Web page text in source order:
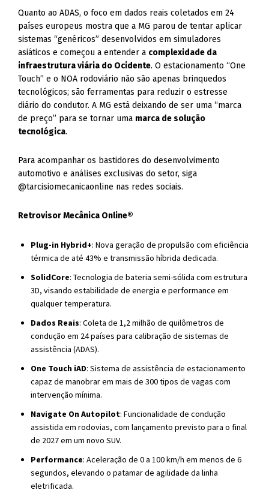
Quanto ao ADAS, o foco em dados reais coletados em 24
países europeus mostra que a MG parou de tentar aplicar
sistemas “genéricos” desenvolvidos em simuladores
asiáticos e começou a entender a complexidade da
infraestrutura viária do Ocidente. O estacionamento “One
Touch” e o NOA rodoviário não são apenas brinquedos
tecnológicos; são ferramentas para reduzir o estresse
diário do condutor. A MG está deixando de ser uma “marca
de preço” para se tornar uma marca de solução
tecnológica.
Para acompanhar os bastidores do desenvolvimento
automotivo e análises exclusivas do setor, siga
@tarcisiomecanicaonline nas redes sociais.
Retrovisor Mecânica Online®
Plug-in Hybrid+: Nova geração de propulsão com eficiência
térmica de até 43% e transmissão híbrida dedicada.
SolidCore: Tecnologia de bateria semi-sólida com estrutura
3D, visando estabilidade de energia e performance em
qualquer temperatura.
Dados Reais: Coleta de 1,2 milhão de quilômetros de
condução em 24 países para calibração de sistemas de
assistência (ADAS).
One Touch iAD: Sistema de assistência de estacionamento
capaz de manobrar em mais de 300 tipos de vagas com
intervenção mínima.
Navigate On Autopilot: Funcionalidade de condução
assistida em rodovias, com lançamento previsto para o final
de 2027 em um novo SUV.
Performance: Aceleração de 0 a 100 km/h em menos de 6
segundos, elevando o patamar de agilidade da linha
eletrificada.